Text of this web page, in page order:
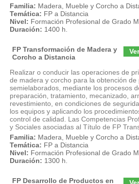
Familia: Madera, Mueble y Corcho a
Temática: FP a Distancia
Nivel: Formación Profesional de Grado
Duración: 1400 h.
FP Transformación de Madera y
Corcho a Distancia
Realizar o conducir las operaciones de
de madera y corcho para la obtención de
semielaborados, mediante los procesos
preparación, tratamiento, mecanizado,
revestimiento, en condiciones de
los equipos y aplicando los
control de calidad. Las Competencias
y Sociales asociadas al Título de FP
Familia: Madera, Mueble y Corcho a
Temática: FP a Distancia
Nivel: Formación Profesional de Grado
Duración: 1300 h.
FP Desarrollo de Productos en